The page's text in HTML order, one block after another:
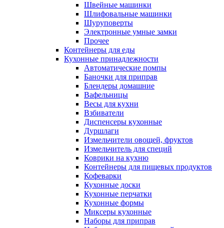
Швейные машинки
Шлифовальные машинки
Шуруповерты
Электронные умные замки
Прочее
Контейнеры для еды
Кухонные принадлежности
Автоматические помпы
Баночки для приправ
Блендеры домашние
Вафельницы
Весы для кухни
Взбиватели
Диспенсеры кухонные
Дуршлаги
Измельчители овощей, фруктов
Измельчитель для специй
Коврики на кухню
Контейнеры для пищевых продуктов
Кофеварки
Кухонные доски
Кухонные перчатки
Кухонные формы
Миксеры кухонные
Наборы для приправ